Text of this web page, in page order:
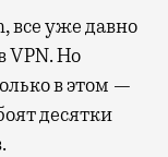
VPN. Но
в этом —
десятки